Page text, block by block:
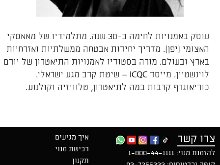
עוסק באמנויות לחימה כ-30 שנה. מתלמידיו של מאאסקי
האצומי (יפן). מדריך יחידות אבטחה ממשלתיות ואזרחיות
בארץ ובעולם. מורה בסטודיו לאמנויות התיאטרון של יורם
לוינשטיין. מייסד ICQC – שיטת קרב מגע ישראלי.
כוריאוגרף קרבות במה לתיאטרון, טלוויזיה וקולנוע.
צרו קשר
להזמנת מנוי: 1-800-44-1111
איך מגיעים
רכישת מנוי
תקנון